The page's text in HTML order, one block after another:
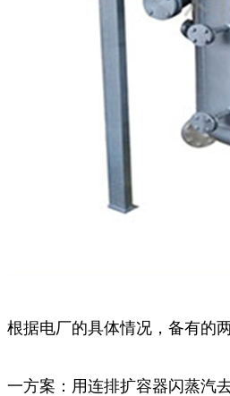
根据电厂的具体情况，备有的
一方案：用连排扩容器闪蒸汽